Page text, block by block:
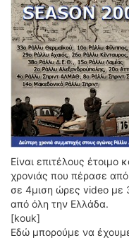
Είναι επιτέλους έτοιμο
χρονιάς που πέρασε
σε 4μιση ώρες video με
από όλη την Ελλάδα.
[kouk]
Εδώ μπορούμε να
ΝΕΑ ΜΟΝΤΕΛΑ
ΑΓΩΝΕΣ
CANDID CAMERA
ΤΕΧΝΟΛΟΓΙΑ
ΕΙΔΗΣΕΙΣ –
ΛΕΞΙΚΟ
ΠΕΡΙΒΑΛΛΟΝ
ΔΟΚΙΜΕΣ –
ΕΙΔΗΣΕΙΣ
ΑΓΩΝΕΣ
FORMULA 1